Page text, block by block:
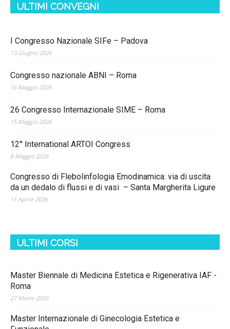
ULTIMI CONVEGNI
I Congresso Nazionale SIFe – Padova
13 Giugno 2026
Congresso nazionale ABNI – Roma
16 Maggio 2026
26 Congresso Internazionale SIME – Roma
15 Maggio 2026
12° International ARTOI Congress
8 Maggio 2026
Congresso di Flebolinfologia Emodinamica: via di uscita
da un dedalo di flussi e di vasi – Santa Margherita Ligure
11 Aprile 2026
ULTIMI CORSI
Master Biennale di Medicina Estetica e Rigenerativa IAF -
Roma
27 Marzo 2026
Master Internazionale di Ginecologia Estetica e